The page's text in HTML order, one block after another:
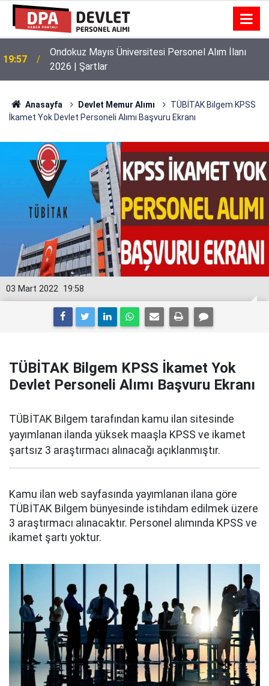
19:57
Ondokuz Mayıs Üniversitesi Personel Alım İlanı
2026 | Şartlar
Anasayfa Devlet Memur Alımı
TÜBİTAK Bilgem KPSS
İkamet Yok Devlet Personeli Alımı Başvuru Ekranı
19:58
03 Mart 2022
TÜBİTAK Bilgem KPSS İkamet Yok
Devlet Personeli Alımı Başvuru Ekranı
TÜBİTAK Bilgem tarafından kamu ilan sitesinde
yayımlanan ilanda yüksek maaşla KPSS ve ikamet
şartsız 3 araştırmacı alınacağı açıklanmıştır.
Kamu ilan web sayfasında yayımlanan ilana göre
TÜBİTAK Bilgem bünyesinde istihdam edilmek üzere
3 araştırmacı alınacaktır. Personel alımında KPSS ve
ikamet şartı yoktur.